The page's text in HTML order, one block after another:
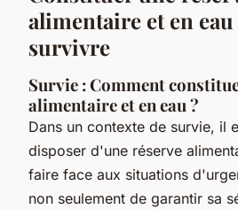
alimentaire et en
survivre
Survie : Comment
alimentaire et en eau ?
Dans un contexte de survie, il
disposer d'une réserve
faire face aux situations
non seulement de garantir sa